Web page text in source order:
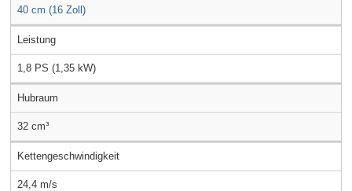
40 cm (16 Zoll)
Leistung
1,8 PS (1,35 kW)
Hubraum
32 cm³
Kettengeschwindigkeit
24,4 m/s